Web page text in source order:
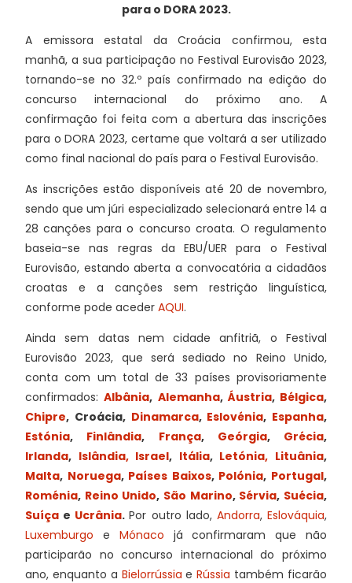
para o DORA 2023.
A emissora estatal da Croácia confirmou, esta
manhã, a sua participação no Festival Eurovisão 2023,
tornando-se no 32.º país confirmado na edição do
concurso internacional do próximo ano. A
confirmação foi feita com a abertura das inscrições
para o DORA 2023, certame que voltará a ser utilizado
como final nacional do país para o Festival Eurovisão.
As inscrições estão disponíveis até 20 de novembro,
sendo que um júri especializado selecionará entre 14 a
28 canções para o concurso croata. O regulamento
baseia-se nas regras da EBU/UER para o Festival
Eurovisão, estando aberta a convocatória a cidadãos
croatas e a canções sem restrição linguística,
conforme pode aceder AQUI.
Ainda sem datas nem cidade anfitriã, o Festival
Eurovisão 2023, que será sediado no Reino Unido,
conta com um total de 33 países provisoriamente
confirmados: Albânia, Alemanha, Áustria, Bélgica,
Chipre, Croácia, Dinamarca, Eslovénia, Espanha,
Estónia, Finlândia, França, Geórgia, Grécia,
Irlanda, Islândia, Israel, Itália, Letónia, Lituânia,
Malta, Noruega, Países Baixos, Polónia, Portugal,
Roménia, Reino Unido, São Marino, Sérvia, Suécia,
Suíça e Ucrânia.Por outro lado, Andorra,Eslováquia,
Luxemburgo e Mónaco já confirmaram que não
participarão no concurso internacional do próximo
ano, enquanto a Bielorrússia eRússia também ficarão